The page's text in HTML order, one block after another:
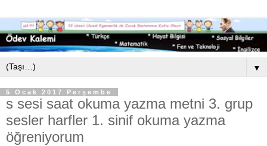
▼
5 Ocak 2017 Perşembe
s sesi saat okuma yazma metni 3. grup
sesler harfler 1. sinif okuma yazma
öğreniyorum